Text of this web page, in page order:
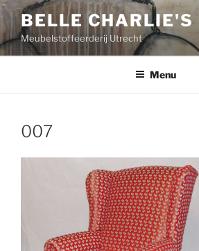
Ga
naar
de
inhoud
BELLE CHARLIE'S
Meubelstoffeerderij Utrecht
Menu
007